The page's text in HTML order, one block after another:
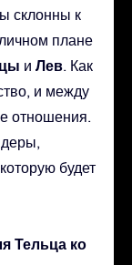
склонны к
плане
и Лев. Как
и между
отношения.
будет
Тельца ко